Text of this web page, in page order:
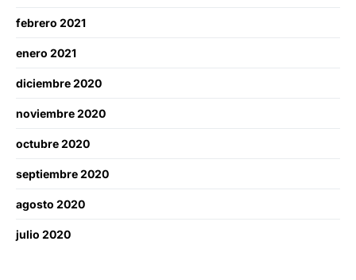
febrero 2021
enero 2021
diciembre 2020
noviembre 2020
octubre 2020
septiembre 2020
agosto 2020
julio 2020